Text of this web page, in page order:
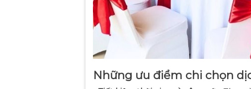
Những ưu điểm chi chọn